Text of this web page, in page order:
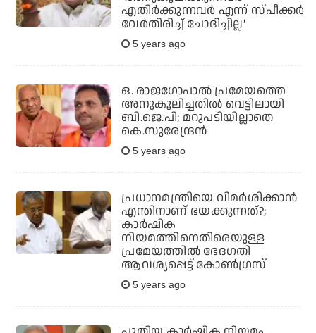
എതിര്‍ക്കുന്നവര്‍ എന്ന് സ്പീക്കര്‍
വേര്‍തിരിച്ച് ചോദിച്ചില്ല'
5 years ago
ഒ. രാജഗോപാല്‍ പ്രമേയത്തെ
അനുകൂലിച്ചതില്‍ വെട്ടിലായി
ബി.ജെ.പി; മറുപടിയില്ലാതെ
കെ.സുരേന്ദ്രന്‍
5 years ago
പ്രധാനമന്ത്രിയെ വിമര്‍ശിക്കാന്‍
എന്തിനാണ് ഭയക്കുന്നത്?;
കാര്‍ഷിക
നിയമത്തിനെതിരെയുള്ള
പ്രമേയത്തില്‍ ഭേദഗതി
ആവശ്യപ്പെട്ട് കോണ്‍ഗ്രസ്
5 years ago